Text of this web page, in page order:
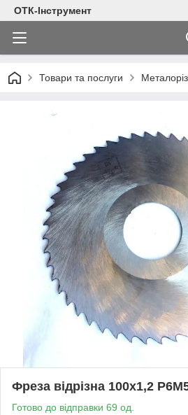
ОТК-Інструмент
Товари та послуги
Фреза відрізна 100х1,2
Готово до відправки 69 од.